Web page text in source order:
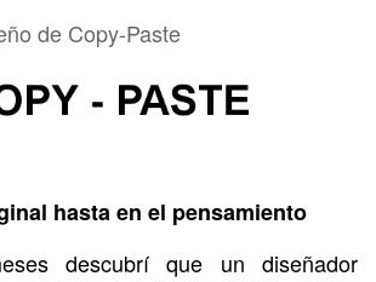
Paste
de Copy-Paste
hasta en el pensamiento
descubrí que un diseñador